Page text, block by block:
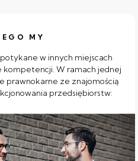
MY
w innych miejscach
kompetencji. W ramach jednej
prawnokarne ze znajomością
przedsiębiorstw: